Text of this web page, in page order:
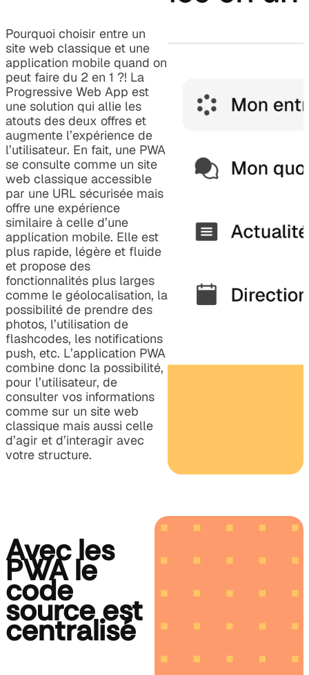
Pourquoi choisir entre un
site web classique et une
application mobile quand on
peut faire du 2 en 1 ?! La
Progressive Web App est
une solution qui allie les
atouts des deux offres et
augmente l’expérience de
l’utilisateur. En fait, une PWA
se consulte comme un site
web classique accessible
par une URL sécurisée mais
offre une expérience
similaire à celle d’une
application mobile. Elle est
plus rapide, légère et fluide
et propose des
fonctionnalités plus larges
comme le géolocalisation, la
possibilité de prendre des
photos, l’utilisation de
flashcodes, les notifications
push, etc. L’application PWA
combine donc la possibilité,
pour l’utilisateur, de
consulter vos informations
comme sur un site web
classique mais aussi celle
d’agir et d’interagir avec
votre structure.
Avec les
PWA le
code
source est
centralisé